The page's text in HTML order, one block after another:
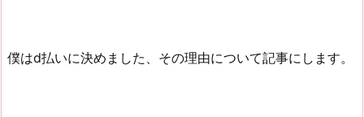
僕はd払いに決めました、その理由について記事にします。